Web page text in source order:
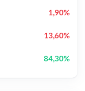
1,90%
13,60%
84,30%